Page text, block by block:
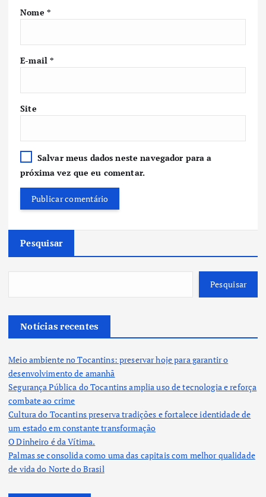
Nome *
E-mail*
Site
Salvar meus dados neste navegador para a
próxima vez que eu comentar.
Pesquisar
Pesquisar
Notícias recentes
Meio ambiente no Tocantins: preservar hoje para garantir o
desenvolvimento de amanhã
Segurança Pública do Tocantins amplia uso de tecnologia e reforça
combate ao crime
Cultura do Tocantins preserva tradições e fortalece identidade de
um estado em constante transformação
O Dinheiro é da Vítima.
Palmas se consolida como uma das capitais com melhor qualidade
de vida do Norte do Brasil